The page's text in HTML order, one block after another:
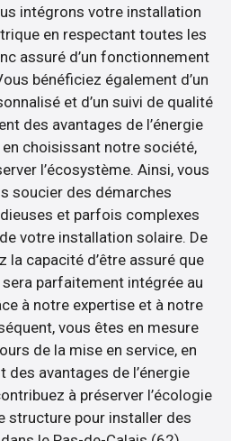
intégrons votre installation
en respectant toutes les
assuré d’un fonctionnement
bénéficiez également d’un
et d’un suivi de qualité
des avantages de l’énergie
choisissant notre société,
l’écosystème. Ainsi, vous
soucier des démarches
et parfois complexes
votre installation solaire. De
la capacité d’être assuré que
parfaitement intégrée au
à notre expertise et à notre
vous êtes en mesure
de la mise en service, en
avantages de l’énergie
à préserver l’écologie
structure pour installer des